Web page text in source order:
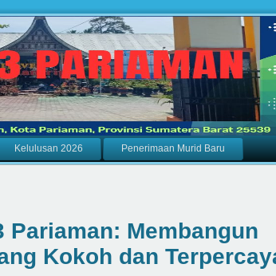
Kelulusan 2026 Penerimaan Murid Baru
Pariaman: Membangun
Kokoh dan